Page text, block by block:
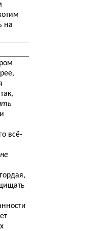
на
всё-
не